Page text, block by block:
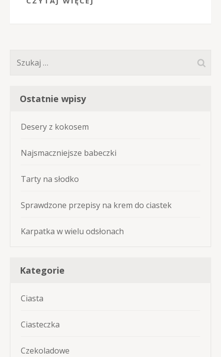
Szukaj:
Ostatnie wpisy
Desery z kokosem
Najsmaczniejsze babeczki
Tarty na słodko
Sprawdzone przepisy na krem do ciastek
Karpatka w wielu odsłonach
Kategorie
Ciasta
Ciasteczka
Czekoladowe